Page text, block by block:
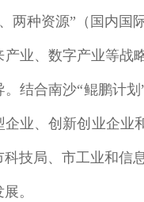
种资源”（国内国
业、数字产业等战
结合南沙“鲲鹏计
业、创新创业企业
技局、市工业和信
。